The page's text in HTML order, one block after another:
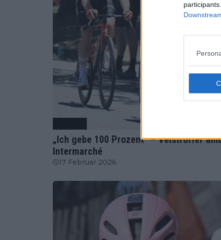
„Ich gebe 100 Prozent“ – Veistroffer
Intermarché
17 Februar 2026